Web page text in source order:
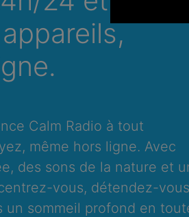
Calm Radio à tout
même hors ligne. Avec
des sons de la nature et
vous, détendez-
un sommeil profond en